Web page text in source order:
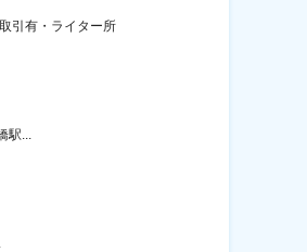
引有・ライター所
駅...